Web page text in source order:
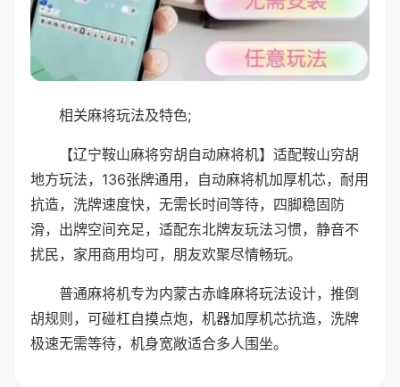
相关麻将玩法及特色;
【辽宁鞍山麻将穷胡自动麻将机】适配鞍山穷胡
地方玩法，136张牌通用，自动麻将机加厚机芯，耐用
抗造，洗牌速度快，无需长时间等待，四脚稳固防
滑，出牌空间充足，适配东北牌友玩法习惯，静音不
扰民，家用商用均可，朋友欢聚尽情畅玩。
普通麻将机专为内蒙古赤峰麻将玩法设计，推倒
胡规则，可碰杠自摸点炮，机器加厚机芯抗造，洗牌
极速无需等待，机身宽敞适合多人围坐。